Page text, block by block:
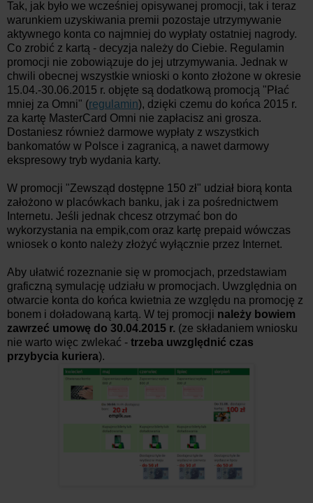
Tak, jak było we wcześniej opisywanej promocji, tak i teraz
warunkiem uzyskiwania premii pozostaje utrzymywanie
aktywnego konta co najmniej do wypłaty ostatniej nagrody.
Co zrobić z kartą - decyzja należy do Ciebie. Regulamin
promocji nie zobowiązuje do jej utrzymywania. Jednak w
chwili obecnej wszystkie wnioski o konto złożone w okresie
15.04.-30.06.2015 r. objęte są dodatkową promocją "Płać
mniej za Omni" (regulamin), dzięki czemu do końca 2015 r.
za kartę MasterCard Omni nie zapłacisz ani grosza.
Dostaniesz również darmowe wypłaty z wszystkich
bankomatów w Polsce i zagranicą, a nawet darmowy
ekspresowy tryb wydania karty.
W promocji "Zewsząd dostępne 150 zł" udział biorą konta
założono w placówkach banku, jak i za pośrednictwem
Internetu. Jeśli jednak chcesz otrzymać bon do
wykorzystania na empik,com oraz kartę prepaid wówczas
wniosek o konto należy złożyć wyłącznie przez Internet.
Aby ułatwić rozeznanie się w promocjach, przedstawiam
graficzną symulację udziału w promocjach. Uwzględnia on
otwarcie konta do końca kwietnia ze względu na promocję z
bonem i doładowaną kartą. W tej promocji należy bowiem
zawrzeć umowę do 30.04.2015 r. (ze składaniem wniosku
nie warto więc zwlekać - trzeba uwzględnić czas
przybycia kuriera).